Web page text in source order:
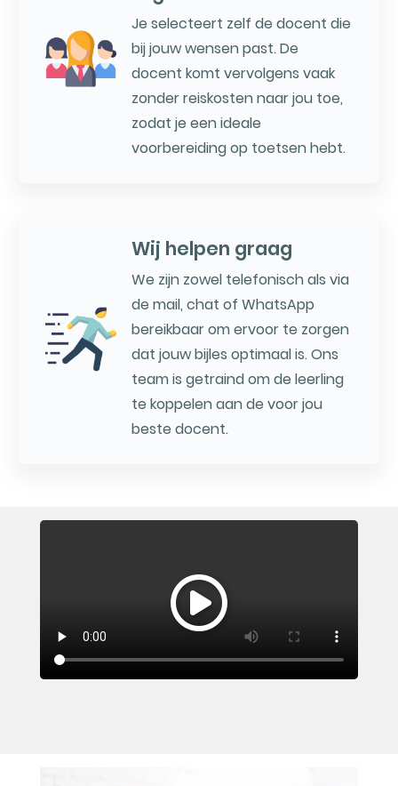
Je selecteert zelf de docent die
bij jouw wensen past. De
docent komt vervolgens vaak
zonder reiskosten naar jou toe,
zodat je een ideale
voorbereiding op toetsen hebt.
Wij helpen graag
We zijn zowel telefonisch als via
de mail, chat of WhatsApp
bereikbaar om ervoor te zorgen
dat jouw bijles optimaal is. Ons
team is getraind om de leerling
te koppelen aan de voor jou
beste docent.